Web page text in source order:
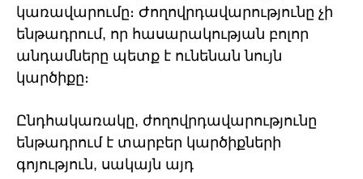
կառավարումը։ Ժողովրդավարությունը չի
ենթադրում, որ հասարակության բոլոր
անդամները պետք է ունենան նույն
կարծիքը։
Ընդհակառակը, ժողովրդավարությունը
ենթադրում է տարբեր կարծիքների
գոյություն, սակայն այդ